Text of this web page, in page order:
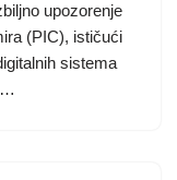
upozorenje
(PIC), ističući
sistema